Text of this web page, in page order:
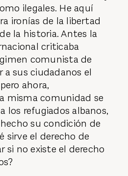
ilegales. He aquí
ironías de la libertad
la historia. Antes la
criticaba
comunista de
a sus ciudadanos el
ahora,
misma comunidad se
los refugiados albanos,
su condición de
sirve el derecho de
si no existe el derecho